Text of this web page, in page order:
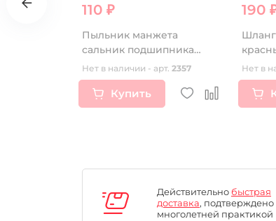
110 ₽
Пыльник манжета
сальник подшипника
ступицы (22х35х5)
Нет в наличии - арт. 2357
Купить
190
Нет в
Действительно быстрая
доставка, подтверждено
многолетней практикой